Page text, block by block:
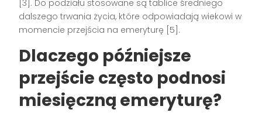
[3]. Do podziału stosowane są tablice średniego
dalszego trwania życia, które odpowiadają wiekowi w
momencie przejścia na emeryturę [5].
Dlaczego późniejsze
przejście często podnosi
miesięczną emeryturę?